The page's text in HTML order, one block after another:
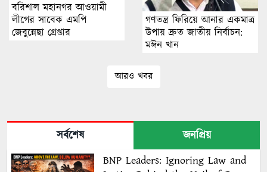
বরিশাল মহানগর আওয়ামী
লীগের সাবেক এমপি
জেবুন্নেছা গ্রেপ্তার
গণতন্ত্র ফিরিয়ে আনার একমাত্র
উপায় দ্রুত জাতীয় নির্বাচন:
মঈন খান
আরও খবর
সর্বশেষ
জনপ্রিয়
BNP Leaders: Ignoring Law and